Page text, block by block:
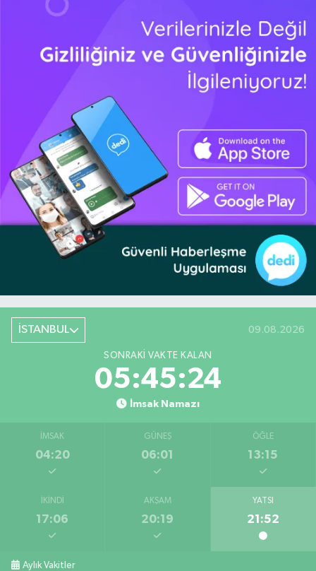
İSTANBUL 09.08.2026
SONRAKI VAKTE KALAN
05:45:23
İmsak Namazı
İMSAK
04:20
GÜNEŞ
06:01
ÖĞLE
13:15
İKINDI
17:06
AKŞAM
20:19
YATSI
21:52
Aylık Vakitler